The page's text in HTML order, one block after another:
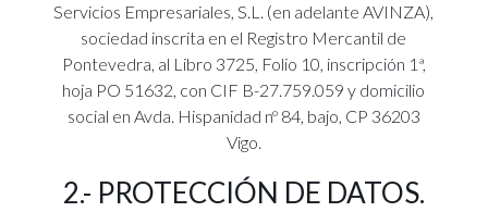
Servicios Empresariales, S.L. (en adelante AVINZA),
sociedad inscrita en el Registro Mercantil de
Pontevedra, al Libro 3725, Folio 10, inscripción 1ª,
hoja PO 51632, con CIF B-27.759.059 y domicilio
social en Avda. Hispanidad nº 84, bajo, CP 36203
Vigo.
2.- PROTECCIÓN DE DATOS.